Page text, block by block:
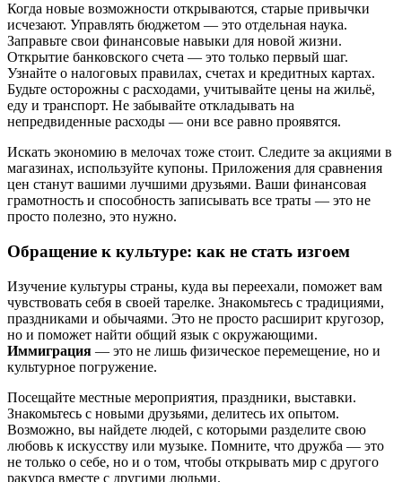
Когда новые возможности открываются, старые привычки
исчезают. Управлять бюджетом — это отдельная наука.
Заправьте свои финансовые навыки для новой жизни.
Открытие банковского счета — это только первый шаг.
Узнайте о налоговых правилах, счетах и кредитных картах.
Будьте осторожны с расходами, учитывайте цены на жильё,
еду и транспорт. Не забывайте откладывать на
непредвиденные расходы — они все равно проявятся.
Искать экономию в мелочах тоже стоит. Следите за акциями в
магазинах, используйте купоны. Приложения для сравнения
цен станут вашими лучшими друзьями. Ваши финансовая
грамотность и способность записывать все траты — это не
просто полезно, это нужно.
Обращение к культуре: как не стать изгоем
Изучение культуры страны, куда вы переехали, поможет вам
чувствовать себя в своей тарелке. Знакомьтесь с традициями,
праздниками и обычаями. Это не просто расширит кругозор,
но и поможет найти общий язык с окружающими.
Иммиграция — это не лишь физическое перемещение, но и
культурное погружение.
Посещайте местные мероприятия, праздники, выставки.
Знакомьтесь с новыми друзьями, делитесь их опытом.
Возможно, вы найдете людей, с которыми разделите свою
любовь к искусству или музыке. Помните, что дружба — это
не только о себе, но и о том, чтобы открывать мир с другого
ракурса вместе с другими людьми.